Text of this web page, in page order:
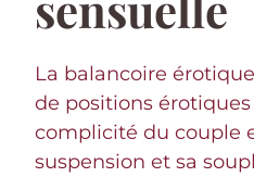
La balancoire
de positions
complicité du couple
suspension et sa